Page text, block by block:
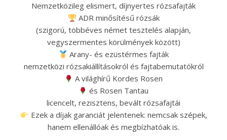
Nemzetközileg elismert, díjnyertes rózsafajták
ADR minősítésű rózsák
(szigorú, többéves német tesztelés alapján,
vegyszermentes körülmények között)
Arany- és ezüstérmes fajták
nemzetközi rózsakiállításokról és fajtabemutatókról
A világhírű Kordes Rosen
és Rosen Tantau
licencelt, rezisztens, bevált rózsafajtái
Ezek a díjak garanciát jelentenek: nemcsak szépek,
hanem ellenállóak és megbízhatóak is.